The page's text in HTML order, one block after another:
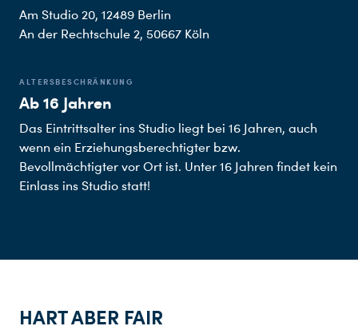
Am Studio 20, 12489 Berlin
An der Rechtschule 2, 50667 Köln
ALTERSBESCHRÄNKUNG
Ab 16 Jahren
Das Eintrittsalter ins Studio liegt bei 16 Jahren, auch
wenn ein Erziehungsberechtigter bzw.
Bevollmächtigter vor Ort ist. Unter 16 Jahren findet kein
Einlass ins Studio statt!
HART ABER FAIR